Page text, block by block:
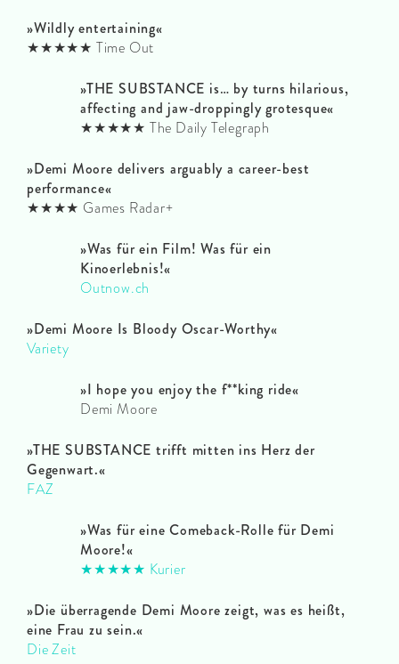
»Wildly entertaining«
★★★★★ Time Out
»THE SUBSTANCE is… by turns hilarious,
affecting and jaw-droppingly grotesque«
★★★★★ The Daily Telegraph
»Demi Moore delivers arguably a career-best
performance«
★★★★ Games Radar+
»Was für ein Film! Was für ein
Kinoerlebnis!«
Outnow.ch
»Demi Moore Is Bloody Oscar-Worthy«
Variety
»I hope you enjoy the f**king ride«
Demi Moore
»THE SUBSTANCE trifft mitten ins Herz der
Gegenwart.«
FAZ
»Was für eine Comeback-Rolle für Demi
Moore!«
★★★★★ Kurier
»Die überragende Demi Moore zeigt, was es heißt,
eine Frau zu sein.«
Die Zeit